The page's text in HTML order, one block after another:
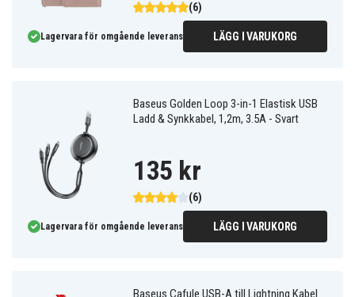
(6)
Lagervara för omgående leverans LÄGG I VARUKORG
Baseus Golden Loop 3-in-1 Elastisk USB
Ladd & Synkkabel, 1,2m, 3.5A - Svart
(6)
135 kr
Lagervara för omgående leverans LÄGG I VARUKORG
Baseus Cafule USB-A till Lightning Kabel